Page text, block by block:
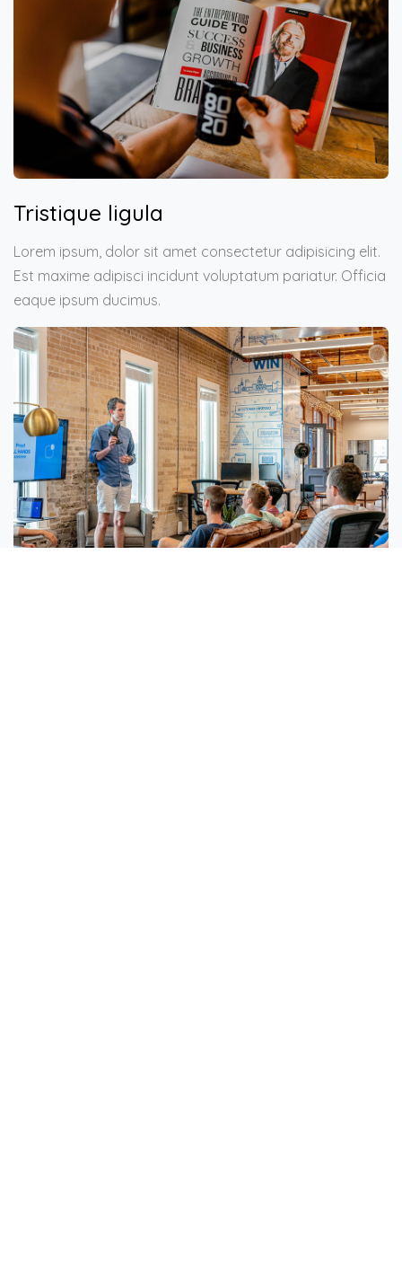
Tristique ligula
Lorem ipsum, dolor sit amet consectetur adipisicing elit.
Est maxime adipisci incidunt voluptatum pariatur. Officia
eaque ipsum ducimus.